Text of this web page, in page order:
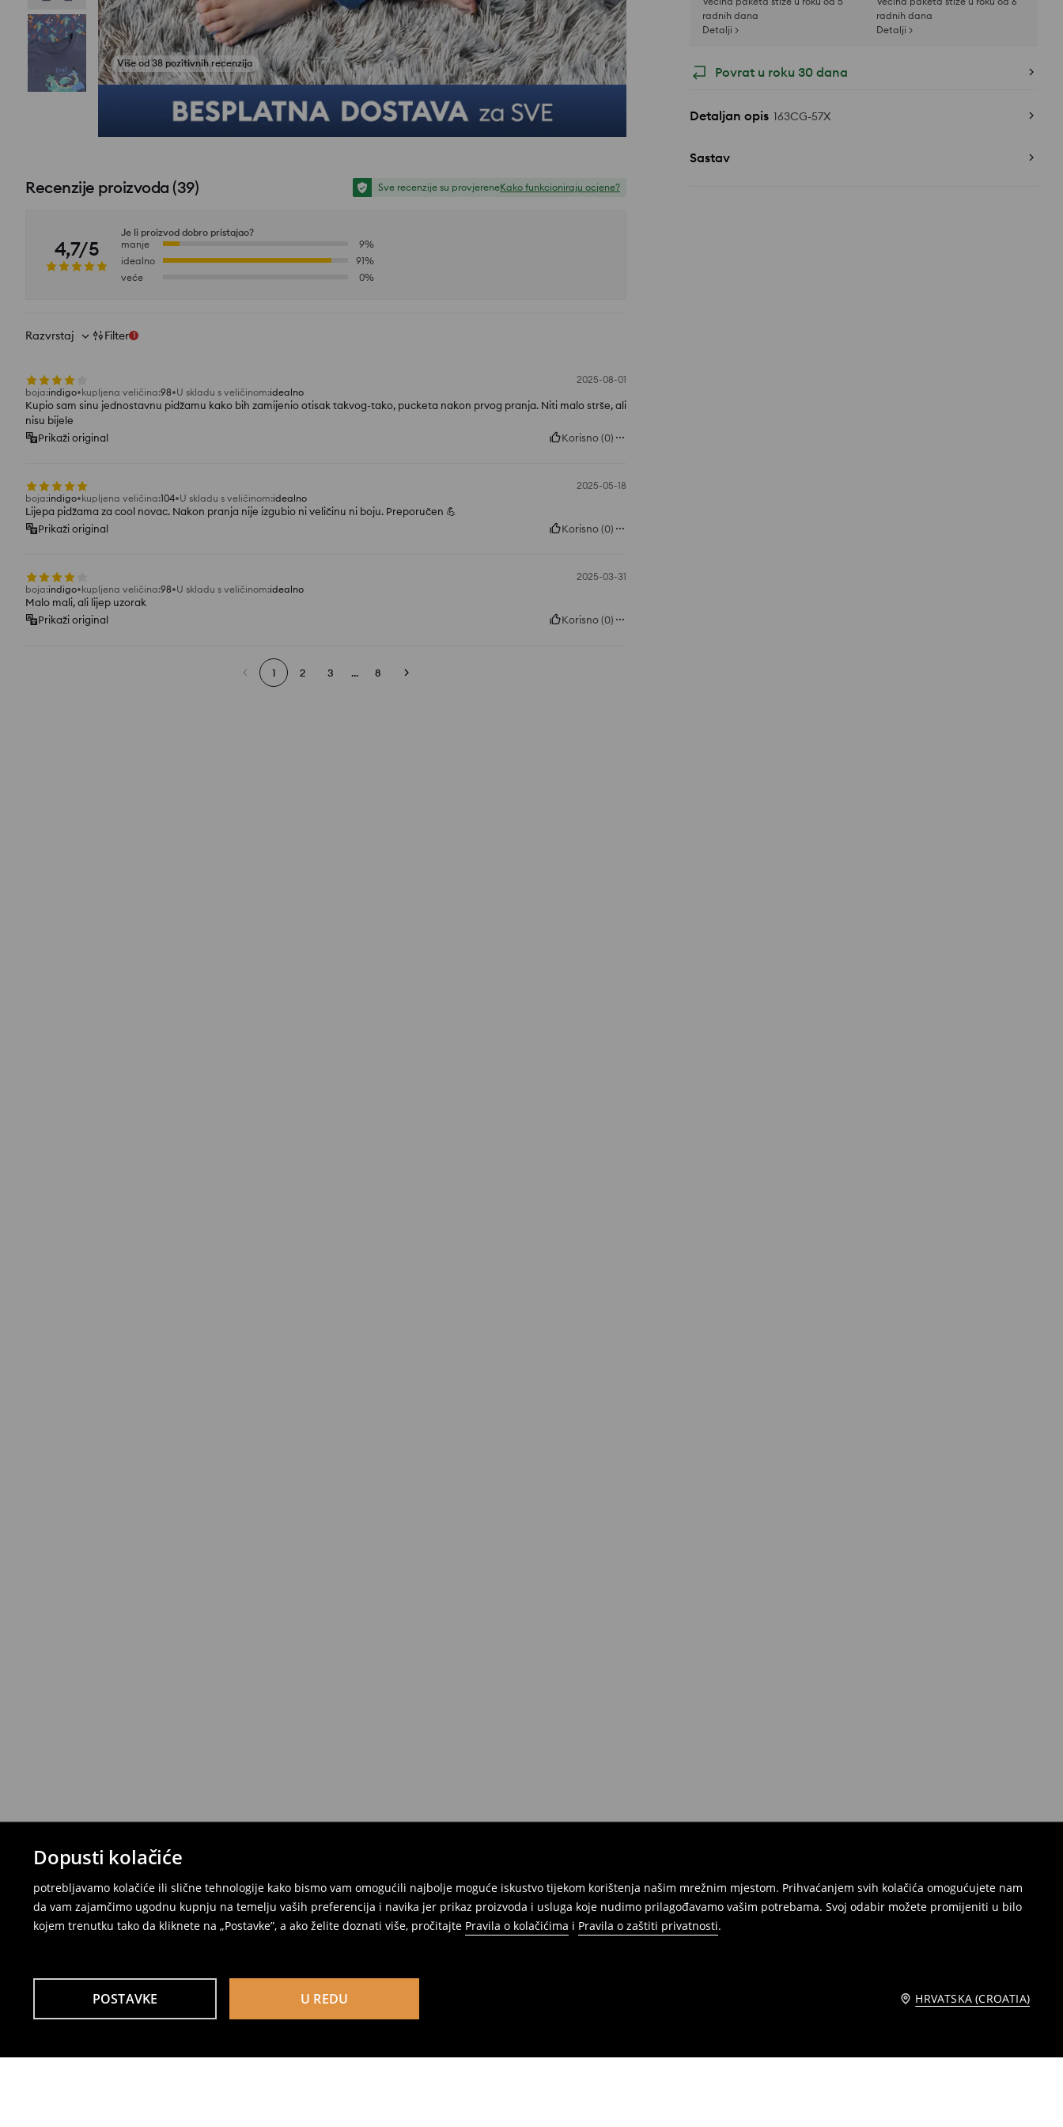
Dopusti kolačiće
potrebljavamo kolačiće ili slične tehnologije kako bismo vam omogućili najbolje moguće iskustvo tijekom korištenja našim mrežnim mjestom. Prihvaćanjem svih kolačića omogućujete nam
da vam zajamčimo ugodnu kupnju na temelju vaših preferencija i navika jer prikaz proizvoda i usluga koje nudimo prilagođavamo vašim potrebama. Svoj odabir možete promijeniti u bilo
kojem trenutku tako da kliknete na „Postavke”, a ako želite doznati više, pročitajte Pravila o kolačićima i Pravila o zaštiti privatnosti.
POSTAVKE U REDU HRVATSKA (CROATIA)
radnih dana
Detalji >
radnih dana
Detalji >
Povrat u roku 30 dana
Detaljan opis 163CG-57X
Sastav
Recenzije proizvoda (39) Sve recenzije su provjereneKako funkcioniraju ocjene?
4,7/5
Je li proizvod dobro pristajao?
manje
9%
idealno
91%
veće
0%
Razvrstaj Filter 1
2025-08-01
boja:indigo kupljena veličina:98 U skladu s veličinom:idealno
Kupio sam sinu jednostavnu pidžamu kako bih zamijenio otisak takvog-tako, pucketa nakon prvog pranja. Niti malo strše, ali
nisu bijele
Prikaži original
Korisno(0)
2025-05-18
boja:indigo kupljena veličina:104 U skladu s veličinom:idealno
Lijepa pidžama za cool novac. Nakon pranja nije izgubio ni veličinu ni boju. Preporučen 💪
Prikaži original
Korisno(0)
2025-03-31
boja:indigo kupljena veličina:98 U skladu s veličinom:idealno
Malo mali, ali lijep uzorak
Prikaži original
Korisno(0)
1 2 3 ... 8